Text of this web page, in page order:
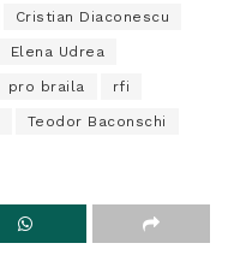
Cristian Diaconescu
Elena Udrea
pro braila rfi
Teodor Baconschi